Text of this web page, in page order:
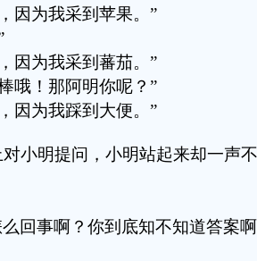
因为我采到苹果。”
因为我采到蕃茄。”
哦！那阿明你呢？”
因为我踩到大便。”
小明提问，小明站起来却一声
回事啊？你到底知不知道答案